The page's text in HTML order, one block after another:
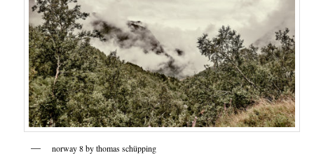
norway 8 by thomas schüpping